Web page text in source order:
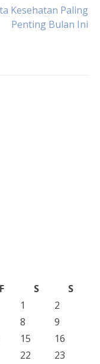
Kesehatan Paling
Penting Bulan Ini
F S
S
1
2
8
9
15
16
22 23